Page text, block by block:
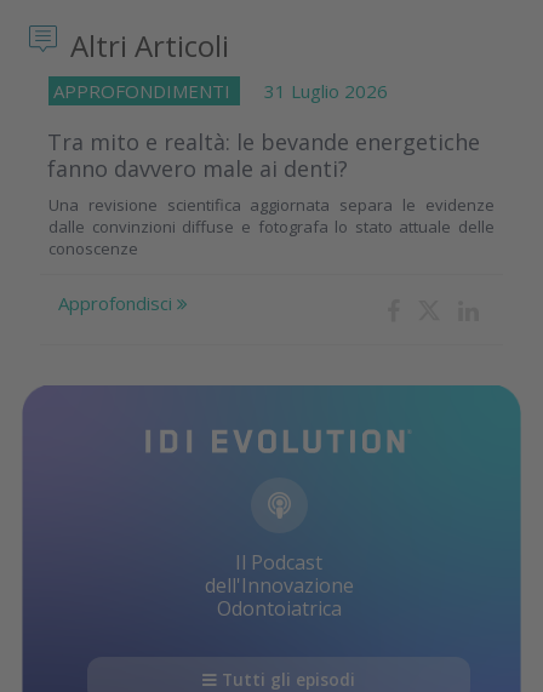
Altri Articoli
APPROFONDIMENTI 31 Luglio 2026
Tra mito e realtà: le bevande energetiche
fanno davvero male ai denti?
Una revisione scientifica aggiornata separa le evidenze
dalle convinzioni diffuse e fotografa lo stato attuale delle
conoscenze
Approfondisci
Il Podcast
dell'Innovazione
Odontoiatrica
Tutti gli episodi